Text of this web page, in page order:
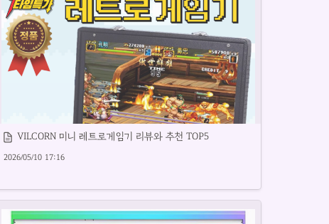
10인용 압력밥솥 추천 제품을 꼼꼼히 리뷰합니다.
VILCORN 미니 레트로게임기 리뷰와 추천 TOP5
2026/05/10 17:16